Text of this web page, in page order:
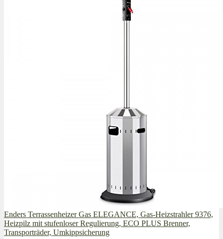
Enders Terrassenheizer Gas ELEGANCE, Gas-Heizstrahler 9376,
Heizpilz mit stufenloser Regulierung, ECO PLUS Brenner,
Transporträder, Umkippsicherung